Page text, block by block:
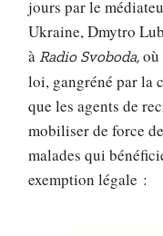
jours par le
Ukraine, Dmytro
àRadio Svoboda, où
loi, gangréné par la
que les agents de
mobiliser de force
malades qui
exemption légale :